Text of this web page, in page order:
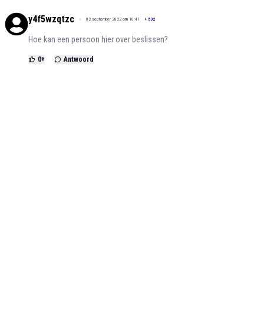
y4f5wzqtzc 02 september 2022 om 10:41 + 532
Hoe kan een persoon hier over beslissen?
0+ Antwoord